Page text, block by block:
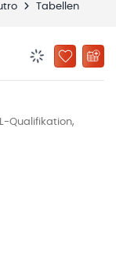
Tabellen
ZU
Qualifikation,